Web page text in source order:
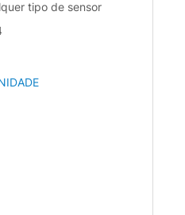
tipo de sensor